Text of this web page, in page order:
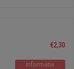
€2,30
Informatie